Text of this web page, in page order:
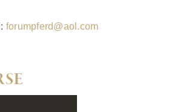
forumpferd@aol.com